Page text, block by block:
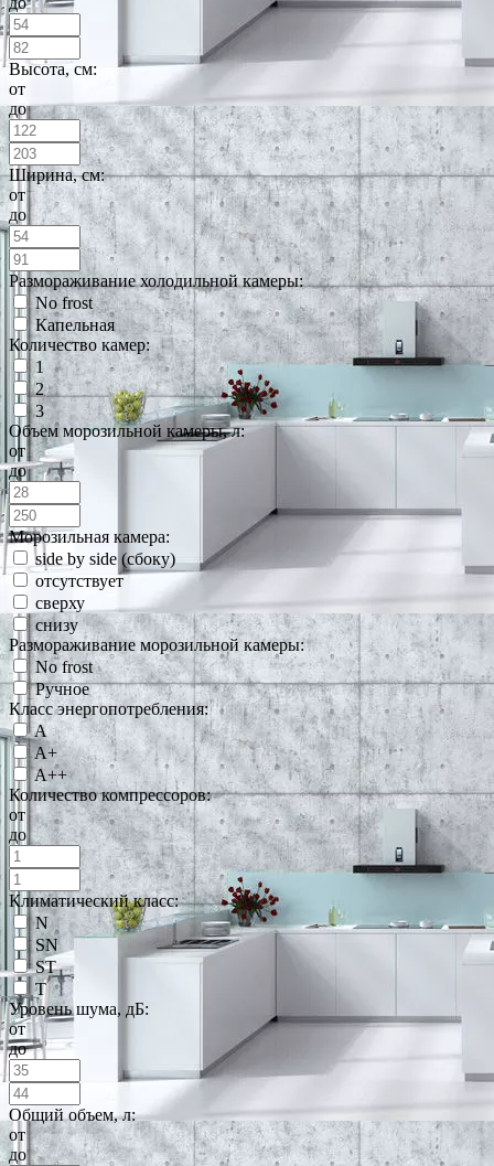
Высота, см:
от
до
Ширина, см:
от
до
Размораживание холодильной камеры:
No frost
Капельная
Количество камер:
1
2
3
Объем морозильной камеры, л:
от
до
Морозильная камера:
side by side (сбоку)
отсутствует
сверху
снизу
Размораживание морозильной камеры:
No frost
Ручное
Класс энергопотребления:
A
A+
A++
Количество компрессоров:
от
до
Климатический класс:
N
SN
ST
T
Уровень шума, дБ:
от
до
Общий объем, л:
от
до